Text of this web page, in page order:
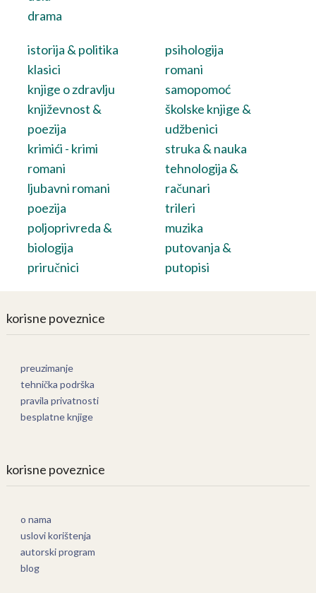
drama
istorija & politika
klasici
knjige o zdravlju
književnost &
poezija
krimići - krimi
romani
ljubavni romani
poezija
poljoprivreda &
biologija
priručnici
psihologija
romani
samopomoć
školske knjige &
udžbenici
struka & nauka
tehnologija &
računari
trileri
muzika
putovanja &
putopisi
korisne poveznice
preuzimanje
tehnička podrška
pravila privatnosti
besplatne knjige
korisne poveznice
o nama
uslovi korištenja
autorski program
blog